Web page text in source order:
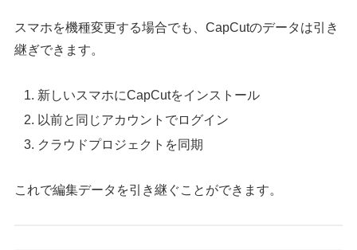
スマホを機種変更する場合でも、CapCutのデータは引き
継ぎできます。
新しいスマホにCapCutをインストール
以前と同じアカウントでログイン
クラウドプロジェクトを同期
これで編集データを引き継ぐことができます。